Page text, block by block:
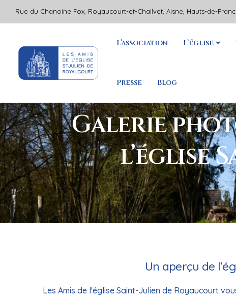
Rue du Chanoine Fox, Royaucourt-et-Chailvet, Aisne, Hauts-de-
L’association L’église
Presse Blog
Galerie
l’église
Un aperçu de
Les Amis de l'église Saint-Julien de Royaucourt